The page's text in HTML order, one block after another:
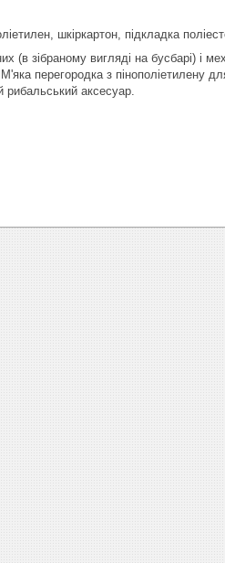
шкіркартон, підкладка
(в зібраному вигляді на бусбарі) і
перегородка з пінополіетилену
рибальський аксесуар.